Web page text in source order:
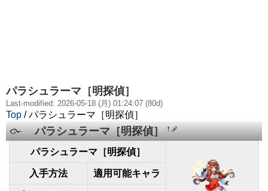
パラシュラーマ［明探偵］
Last-modified: 2026-05-18 (月) 01:24:07 (80d)
Top / パラシュラーマ［明探偵］
パラシュラーマ［明探偵］†
パラシュラーマ［明探偵］
入手方法 適用可能キャラ